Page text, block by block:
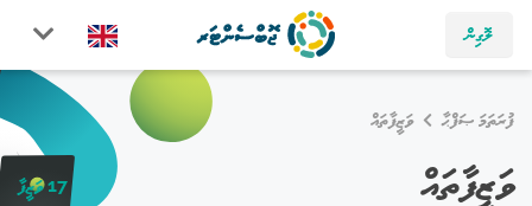
ލޮގިން
ފުރަތަމަ ޞަފްޙާ ވަޒީފާތައް
ވަޒީފާތައް 17 ވަޒީފާ